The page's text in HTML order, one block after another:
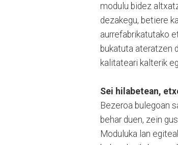
modulu bidez
dezakegu, betiere
aurrefabrikatutako
bukatuta ateratzen
kalitateari kalterik
Sei hilabetean,
Bezeroa bulegoan
behar duen, zein
Moduluka lan